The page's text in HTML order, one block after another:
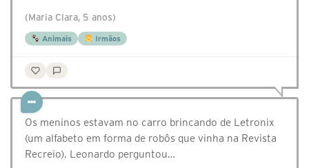
(Maria Clara, 5 anos)
Animais Irmãos
Os meninos estavam no carro brincando de Letronix
(um alfabeto em forma de robôs que vinha na Revista
Recreio). Leonardo perguntou…